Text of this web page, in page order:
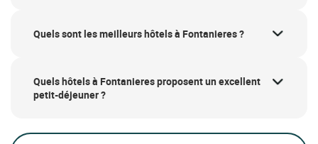
Quels sont les meilleurs hôtels à Fontanieres ?
Quels hôtels à Fontanieres proposent un excellent
petit-déjeuner ?